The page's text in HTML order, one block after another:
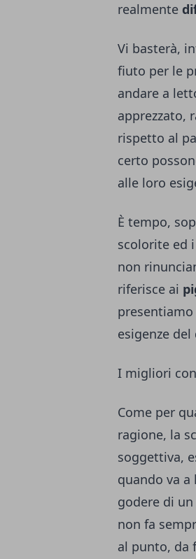
realmente
Vi basterà,
fiuto per le
andare a
apprezzato,
rispetto al
certo
alle loro
È tempo,
scolorite ed
non
riferisce ai
esigenze
I migliori
Come per
ragione, la
soggettiva,
quando va
godere di
non fa
al punto, da